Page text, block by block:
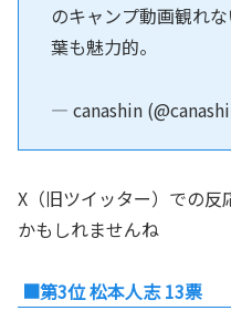
のキャンプ動画観れ
葉も魅力的。
— canashin
X（旧ツイッター）での
かもしれませんね
■第3位 松本人志 13票